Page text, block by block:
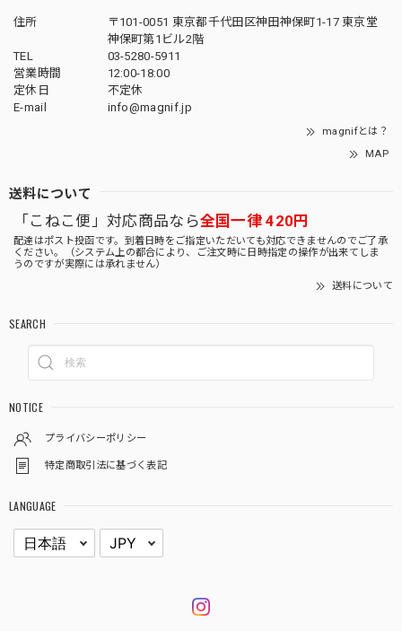
住所
〒101-0051 東京都千代田区神田神保町1-17 東京堂
神保町第1ビル2階
TEL
03-5280-5911
営業時間
12:00-18:00
定休日
不定休
E-mail
info@magnif.jp
magnifとは？
MAP
送料について
「こねこ便」対応商品なら全国一律 420円
配達はポスト投函です。到着日時をご指定いただいても対応できませんのでご了承
ください。（システム上の都合により、ご注文時に日時指定の操作が出来てしま
うのですが実際には承れません）
送料について
SEARCH
NOTICE
プライバシーポリシー
特定商取引法に基づく表記
LANGUAGE